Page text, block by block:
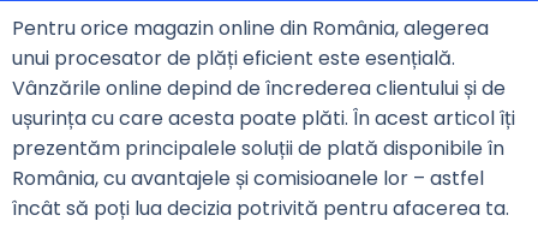
Pentru orice magazin online din România, alegerea
unui procesator de plăți eficient este esențială.
Vânzările online depind de încrederea clientului și de
ușurința cu care acesta poate plăti. În acest articol îți
prezentăm principalele soluții de plată disponibile în
România, cu avantajele și comisioanele lor – astfel
încât să poți lua decizia potrivită pentru afacerea ta.